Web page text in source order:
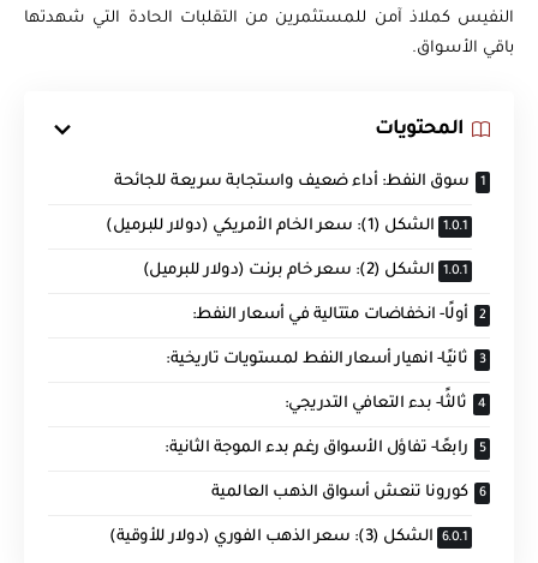
النفيس كملاذ آمن للمستثمرين من التقلبات الحادة التي شهدتها
باقي الأسواق.
المحتويات
سوق النفط: أداء ضعيف واستجابة سريعة للجائحة
الشكل (1): سعر الخام الأمريكي (دولار للبرميل)
الشكل (2): سعر خام برنت (دولار للبرميل)
أولًا- انخفاضات متتالية في أسعار النفط:
ثانيًا- انهيار أسعار النفط لمستويات تاريخية:
ثالثًا- بدء التعافي التدريجي:
رابعًا- تفاؤل الأسواق رغم بدء الموجة الثانية:
كورونا تنعش أسواق الذهب العالمية
الشكل (3): سعر الذهب الفوري (دولار للأوقية)